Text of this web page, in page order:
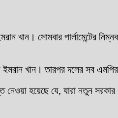
খান। সোমবার পার্লামেন্টের
খান। তারপর দলের সব
হয়েছে যে, যারা নতুন